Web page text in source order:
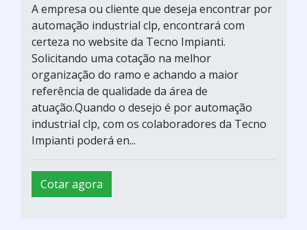
A empresa ou cliente que deseja encontrar por
automação industrial clp, encontrará com
certeza no website da Tecno Impianti.
Solicitando uma cotação na melhor
organização do ramo e achando a maior
referência de qualidade da área de
atuação.Quando o desejo é por automação
industrial clp, com os colaboradores da Tecno
Impianti poderá en...
Cotar agora